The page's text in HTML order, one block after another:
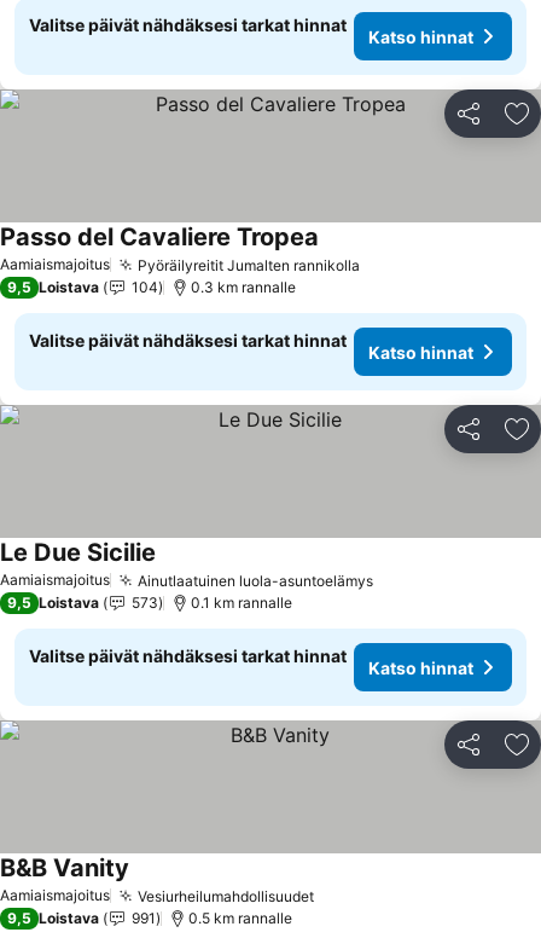
Valitse päivät nähdäksesi tarkat hinnat
Katso hinnat
Jaa
Aamiaismajoitus Pyöräilyreitit Jumalten rannikolla
Passo del Cavaliere Tropea
9,5 Loistava 104 0.3 km rannalle
Valitse päivät nähdäksesi tarkat hinnat
Katso hinnat
Jaa
Aamiaismajoitus Ainutlaatuinen luola-asuntoelämys
Le Due Sicilie
9,5 Loistava 573 0.1 km rannalle
Valitse päivät nähdäksesi tarkat hinnat
Katso hinnat
Jaa
Aamiaismajoitus Vesiurheilumahdollisuudet
B&B Vanity
9,5 Loistava 991 0.5 km rannalle